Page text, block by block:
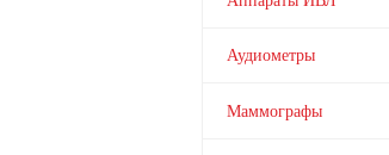
Аудиометры
Маммографы